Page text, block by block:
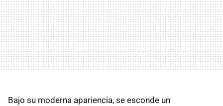
Bajo su moderna apariencia, se esconde un